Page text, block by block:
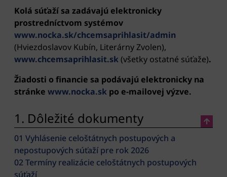
Kolá súťaží sa zadávajú elektronicky
prostredníctvom systémov
www.nocka.sk/chcemsaprihlasit/admin
(Hviezdoslavov Kubín, Literárny Zvolen),
www.chcemsaprihlasit.sk(všetky ostatné súťaže).
Žiadosti o financie sa podávajú elektronicky na
stránke www.nocka.sk po e-mailovej výzve.
1. Dôležité dokumenty
01 Vyhlásenie celoštátnych postupových a
nepostupových súťaží pre rok 2026
02 Termíny realizácie celoštátnych postupových
súťaží